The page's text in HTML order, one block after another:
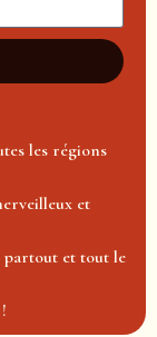
les régions
et
partout et tout le